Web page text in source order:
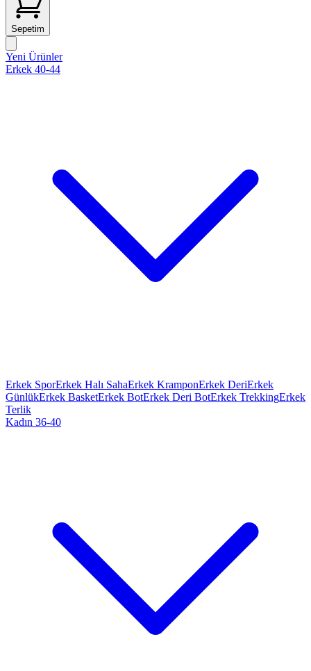
Sepetim
Yeni Ürünler
Erkek 40-44
Erkek SporErkek Halı SahaErkek KramponErkek DeriErkek
GünlükErkek BasketErkek BotErkek Deri BotErkek TrekkingErkek
Terlik
Kadın 36-40